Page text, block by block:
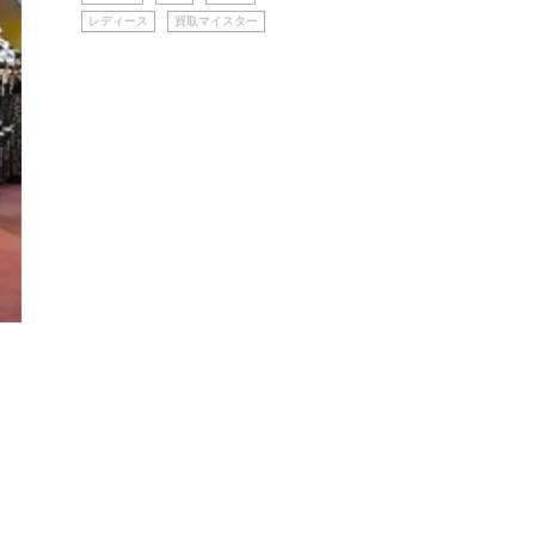
レディース 買取マイスター